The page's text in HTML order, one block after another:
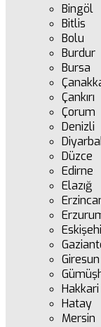
Bingöl
Bitlis
Bolu
Burdur
Bursa
Çankırı
Çorum
Denizli
Düzce
Edirne
Elazığ
Giresun
Hakkari
Hatay
Mersin